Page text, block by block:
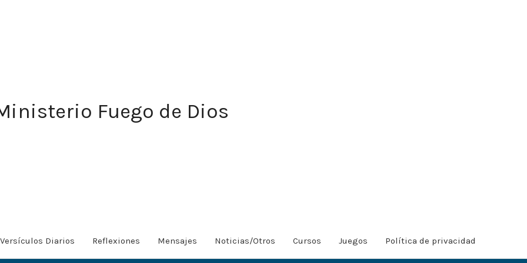
Fuego de Dios
Versículos Diarios Reflexiones Mensajes Noticias/Otros Cursos Juegos Política de privacidad